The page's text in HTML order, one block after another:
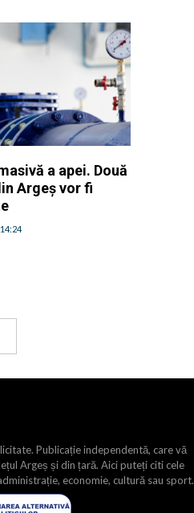
a apei. Două
Argeș vor fi
Publicație independentă, care vă
Argeș și din țară. Aici puteți citi cele
economie, cultură sau sport.